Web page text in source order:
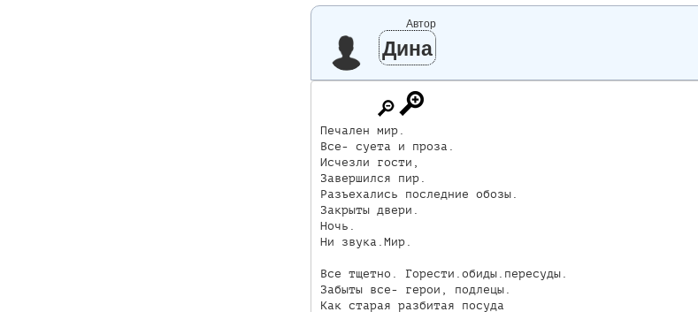
Автор
Дина
Печален мир.
Все- суета и проза.
Исчезли гости,
Завершился пир.
Разъехались последние обозы.
Закрыты двери.
Ночь.
Ни звука.Мир.
Все тщетно. Горести.обиды.пересуды.
Забыты все- герои, подлецы.
Как старая разбитая посуда